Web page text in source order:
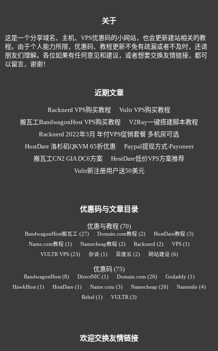
关于
这是一个分享域名、主机、VPS优惠码的小网站，也会更新建站相关的教
程。由于个人能力所限，优惠码、教程更新不免有疏漏或者不及时，还请
朋友们理解。各位如果有任何意见和建议，或者想要交换友情链接，都可
以留言，谢谢！
近期文章
Racknerd VPS购买教程
Vultr VPS购买教程
搬瓦工BandwagonHost VPS购买教程
V2Ray一键搭建脚本教程
Racknerd 2022年3月 年付VPS促销套餐 多机房可选
HostDare 洛杉矶QKVM 65折优惠
Paypal提现方式-Payoneer
搬瓦工CN2 GIA DC6方案
HostDare低价VPS方案推荐
Vultr新注册用户送50美元
优惠码与文章目录
优惠与教程 (70)
BandwagonHost搬瓦工 (27) Domain.com教程 (2) HostDare教程 (3)
Name.com教程 (1) Namecheap教程 (2) Racknerd (2) VPS(1)
VULTR VPS(23) 杂谈 (1) 百度云 (2) 网站建设 (6)
优惠码 (75)
BandwagonHost(8) DirectNIC(1) Domain.com (26) Godaddy(1)
HawkHost(1) HostDare(1) Name.com (3) Namecheap (26) Namesilo (4)
Rebel (1) VULTR (3)
欢迎交换友情链接